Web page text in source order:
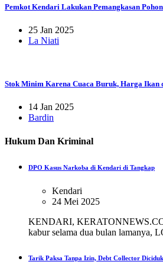
Pemkot Kendari Lakukan Pemangkasan
25 Jan 2025
La Niati
Stok Minim Karena Cuaca Buruk, Harga Ikan
14 Jan 2025
Bardin
Hukum Dan Kriminal
DPO Kasus Narkoba di Kendari di Tangkap
Kendari
24 Mei 2025
KENDARI,
kabur selama dua bulan lamanya,
Tarik Paksa Tanpa Izin, Debt Collector